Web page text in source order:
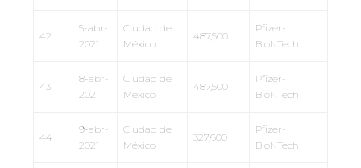
42
5-abr-
2021
Ciudad de
México
487,500
Pfizer-
BioNTech
43
8-abr-
2021
Ciudad de
México
487,500
Pfizer-
BioNTech
44
9-abr-
2021
Ciudad de
México
327,600
Pfizer-
BioNTech